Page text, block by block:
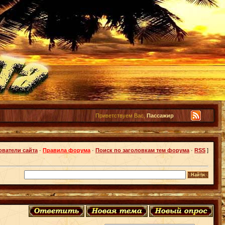
Приветствуем Вас, Пассажир
сайта · Правила форума · Поиск по заголовкам тем форума · RSS ]